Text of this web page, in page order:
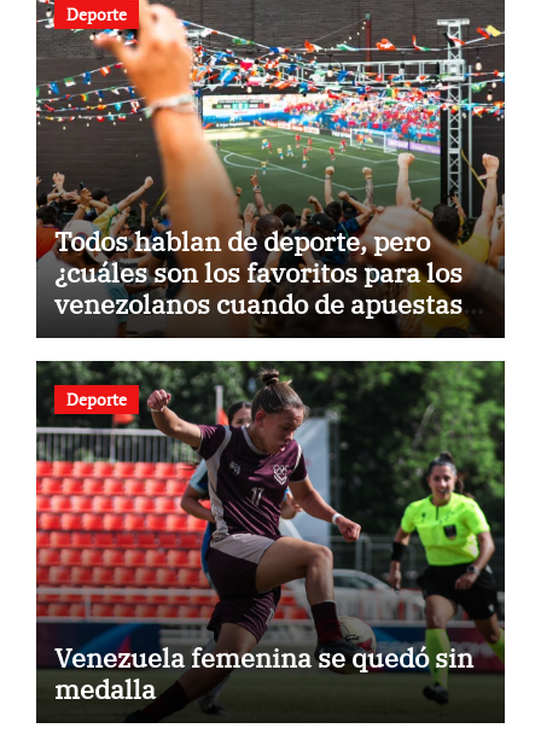
Deporte
Todos hablan de deporte, pero
¿cuáles son los favoritos para los
venezolanos cuando de apuestas
se trata?
Deporte
Venezuela femenina se quedó sin
medalla